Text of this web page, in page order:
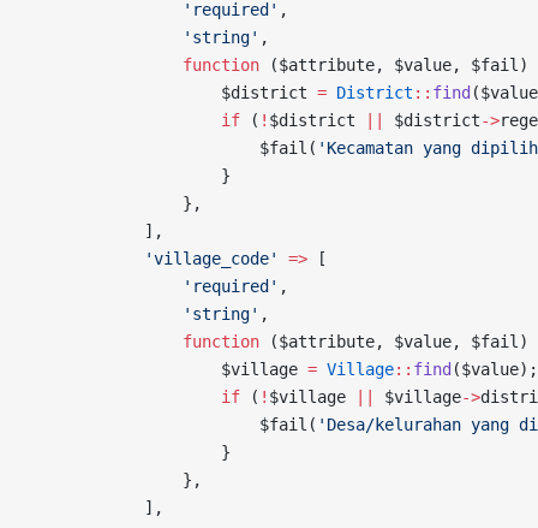
                'required'
,
                'string'
,
                function
($attribute, $value, $fail)
                    $district
= District :: find
                    if
( ! $district $district->
                        $fail(
'Kecamatan yang
                    }
                },
            ],
            'village_code'
=> [
                'required'
,
                'string'
,
                function
($attribute, $value, $fail)
                    $village
= Village:: find ($value);
                    if
( ! $village $village->
                        $fail(
'Desa/kelurahan
                    }
                },
            ],